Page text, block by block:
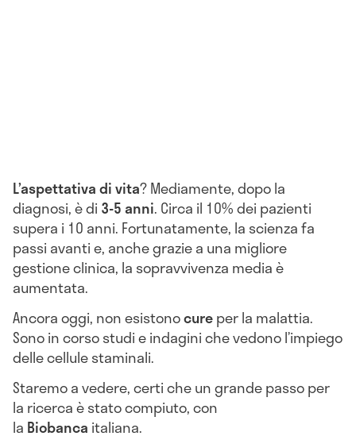
L’aspettativa di vita? Mediamente, dopo la
diagnosi, è di 3-5 anni. Circa il 10% dei pazienti
supera i 10 anni. Fortunatamente, la scienza fa
passi avanti e, anche grazie a una migliore
gestione clinica, la sopravvivenza media è
aumentata.
Ancora oggi, non esistonocureper la malattia.
Sono in corso studi e indagini che vedono l’impiego
delle cellule staminali.
Staremo a vedere, certi che un grande passo per
la ricerca è stato compiuto, con
la Biobanca italiana.